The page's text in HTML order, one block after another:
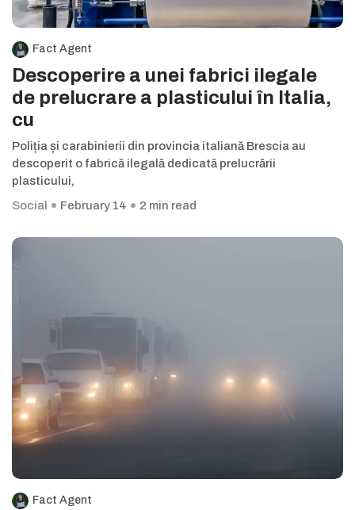
Fact Agent
Descoperire a unei fabrici ilegale
de prelucrare a plasticului în Italia,
cu
Poliția și carabinierii din provincia italiană Brescia au
descoperit o fabrică ilegală dedicată prelucrării
plasticului,
Social
February 14 2 min read
Fact Agent